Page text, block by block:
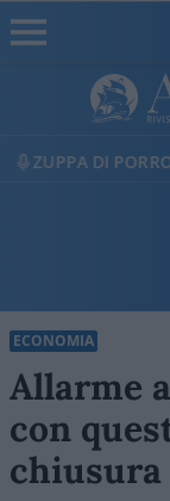
ECONOMIA
ECONOMIA
Allarme
con
chiusura